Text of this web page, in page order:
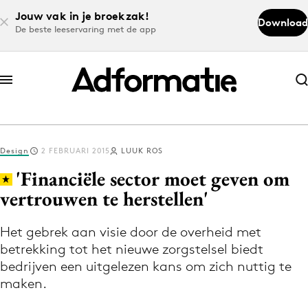
Jouw vak in je broekzak!
De beste leeservaring met de app
Download
Abonneer nu
Abonneer nu
Log in
Volg het laatste nieuws via de Adformatie
Nieuws app
Design 2 FEBRUARI 2015 LUUK ROS
'Financiële sector moet geven om
vertrouwen te herstellen'
Het gebrek aan visie door de overheid met
betrekking tot het nieuwe zorgstelsel biedt
bedrijven een uitgelezen kans om zich nuttig te
maken.